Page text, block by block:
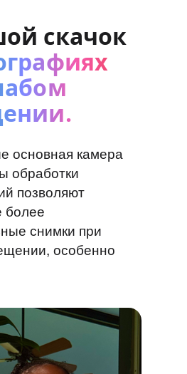
скачок
основная камера
обработки
позволяют
более
снимки при
особенно